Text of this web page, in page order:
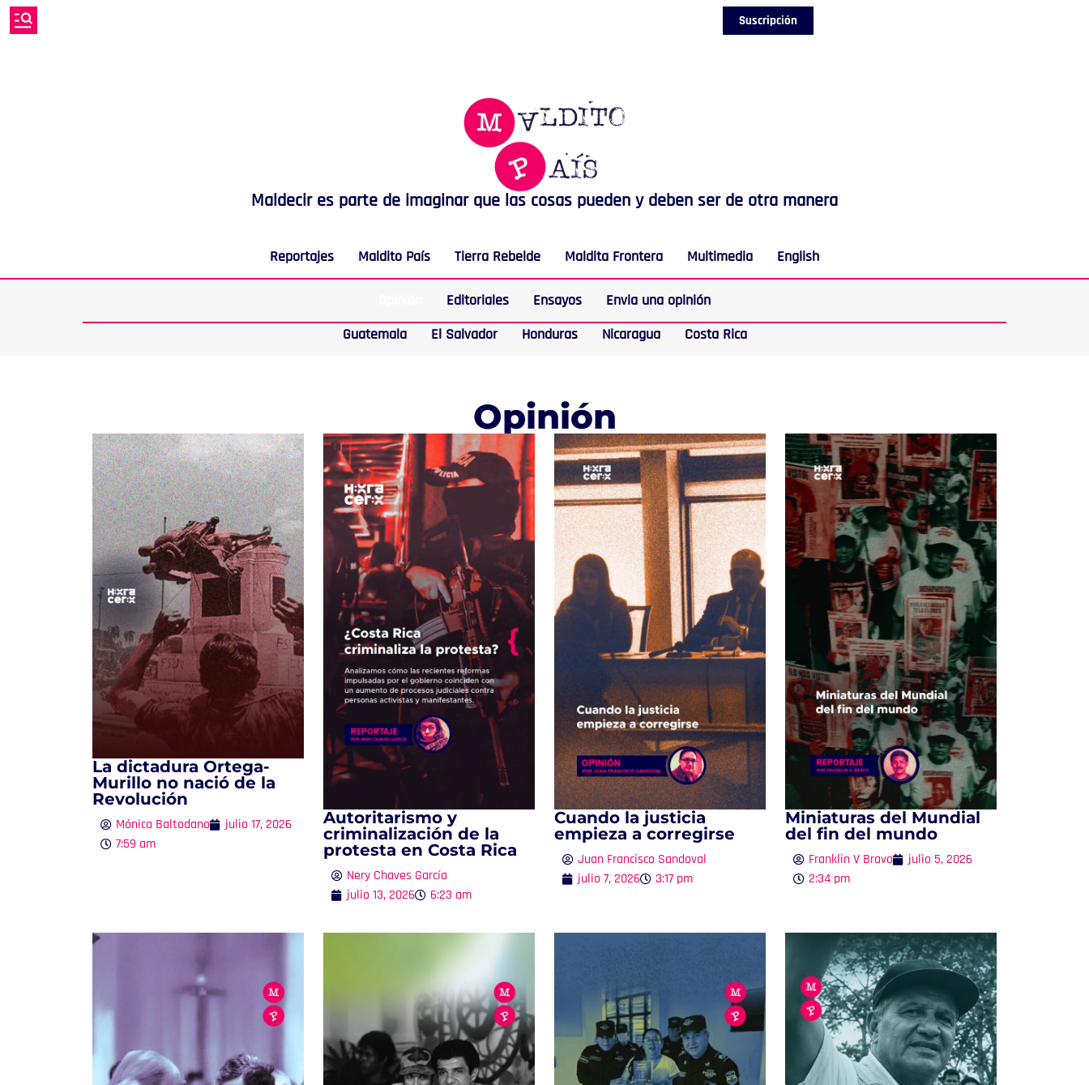
Suscripción
Maldecir es parte de imaginar que las cosas pueden y deben ser de otra manera
Reportajes Maldito País Tierra Rebelde Maldita Frontera Multimedia English
Editoriales Ensayos
Envia una opinión
Guatemala
El Salvador Honduras Nicaragua Costa Rica
Opinión
La dictadura Ortega-
Murillo no nació de la
Revolución
Mónica Baltodano
julio 17, 2026
7:59 am
Autoritarismo y
criminalización de la
protesta en Costa Rica
Nery Chaves García
julio 13, 2026
6:23 am
Cuando la justicia
empieza a corregirse
Juan Francisco Sandoval
julio 7, 2026
3:17 pm
Miniaturas del Mundial
del fin del mundo
Franklin V Bravo
julio 5, 2026
2:34 pm